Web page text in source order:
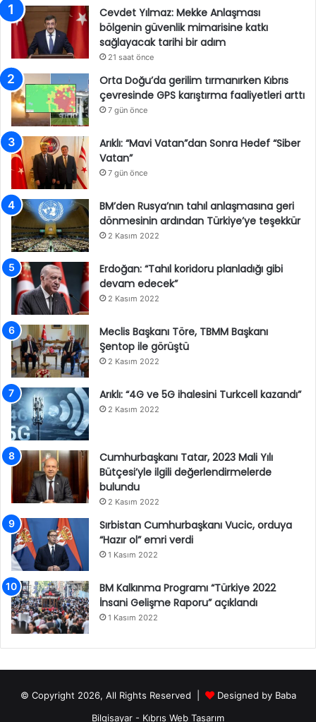
Cevdet Yılmaz: Mekke Anlaşması
bölgenin güvenlik mimarisine katkı
sağlayacak tarihi bir adım
21 saat önce
Orta Doğu’da gerilim tırmanırken Kıbrıs
çevresinde GPS karıştırma faaliyetleri arttı
7 gün önce
Arıklı: “Mavi Vatan”dan Sonra Hedef “Siber
Vatan”
7 gün önce
BM’den Rusya’nın tahıl anlaşmasına geri
dönmesinin ardından Türkiye’ye teşekkür
2 Kasım 2022
Erdoğan: “Tahıl koridoru planladığı gibi
devam edecek”
2 Kasım 2022
Meclis Başkanı Töre, TBMM Başkanı
Şentop ile görüştü
2 Kasım 2022
Arıklı: “4G ve 5G ihalesini Turkcell kazandı”
2 Kasım 2022
Cumhurbaşkanı Tatar, 2023 Mali Yılı
Bütçesi’yle ilgili değerlendirmelerde
bulundu
2 Kasım 2022
Sırbistan Cumhurbaşkanı Vucic, orduya
“Hazır ol” emri verdi
1 Kasım 2022
BM Kalkınma Programı “Türkiye 2022
İnsani Gelişme Raporu” açıklandı
1 Kasım 2022
© Copyright 2026, All Rights Reserved | Designed by Baba
Bilgisayar - Kıbrıs Web Tasarım